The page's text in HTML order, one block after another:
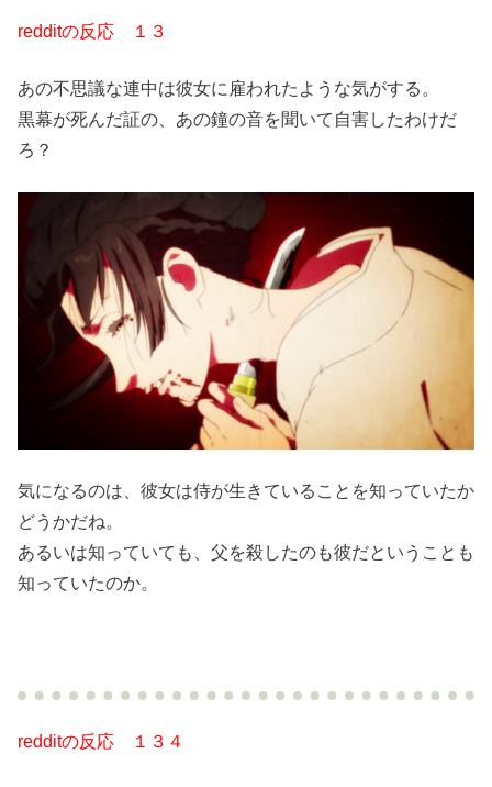
redditの反応 １３
あの不思議な連中は彼女に雇われたような気がする。
黒幕が死んだ証の、あの鐘の音を聞いて自害したわけだ
ろ？
気になるのは、彼女は侍が生きていることを知っていたか
どうかだね。
あるいは知っていても、父を殺したのも彼だということも
知っていたのか。
redditの反応 １３４